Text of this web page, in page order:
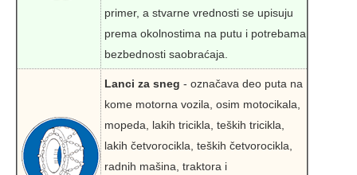
primer, a stvarne vrednosti se upisuju
prema okolnostima na putu i potrebama
bezbednosti saobraćaja.
Lanci za sneg - označava deo puta na
kome motorna vozila, osim motocikala,
mopeda, lakih tricikla, teških tricikla,
lakih četvorocikla, teških četvorocikla,
radnih mašina, traktora i